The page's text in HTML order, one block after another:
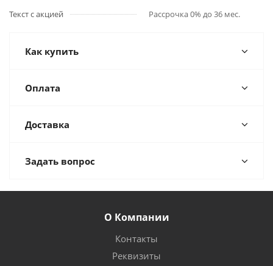
Текст с акцией Рассрочка 0% до 36 мес.
Как купить
Оплата
Доставка
Задать вопрос
О Компании
Контакты
Реквизиты